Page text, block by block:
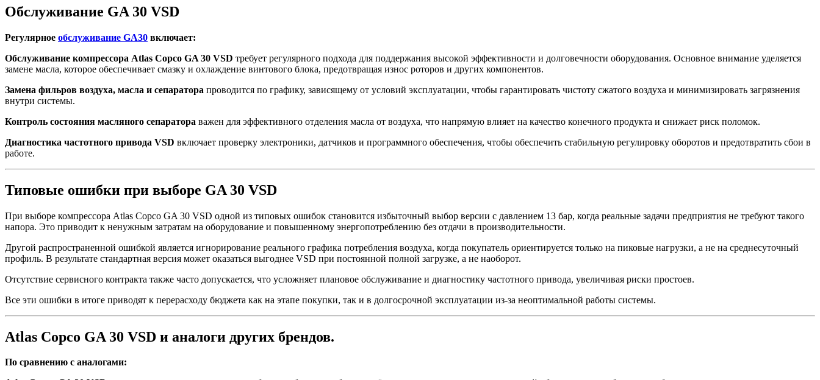
Обслуживание GA 30 VSD
Регулярное обслуживание GA30 включает:
Обслуживание компрессора Atlas Copco GA 30 VSD требует регулярного подхода для поддержания высокой эффективности и долговечности оборудования. Основное внимание уделяется
замене масла, которое обеспечивает смазку и охлаждение винтового блока, предотвращая износ роторов и других компонентов.
Замена фильров воздуха, масла и сепаратора проводится по графику, зависящему от условий эксплуатации, чтобы гарантировать чистоту сжатого воздуха и минимизировать загрязнения
внутри системы.
Контроль состояния масляного сепаратора важен для эффективного отделения масла от воздуха, что напрямую влияет на качество конечного продукта и снижает риск поломок.
Диагностика частотного привода VSD включает проверку электроники, датчиков и программного обеспечения, чтобы обеспечить стабильную регулировку оборотов и предотвратить сбои в
работе.
Типовые ошибки при выборе GA 30 VSD
При выборе компрессора Atlas Copco GA 30 VSD одной из типовых ошибок становится избыточный выбор версии с давлением 13 бар, когда реальные задачи предприятия не требуют такого
напора. Это приводит к ненужным затратам на оборудование и повышенному энергопотреблению без отдачи в производительности.
Другой распространенной ошибкой является игнорирование реального графика потребления воздуха, когда покупатель ориентируется только на пиковые нагрузки, а не на среднесуточный
профиль. В результате стандартная версия может оказаться выгоднее VSD при постоянной полной загрузке, а не наоборот.
Отсутствие сервисного контракта также часто допускается, что усложняет плановое обслуживание и диагностику частотного привода, увеличивая риски простоев.
Все эти ошибки в итоге приводят к перерасходу бюджета как на этапе покупки, так и в долгосрочной эксплуатации из-за неоптимальной работы системы.
Atlas Copco GA 30 VSD и аналоги других брендов.
По сравнению с аналогами: